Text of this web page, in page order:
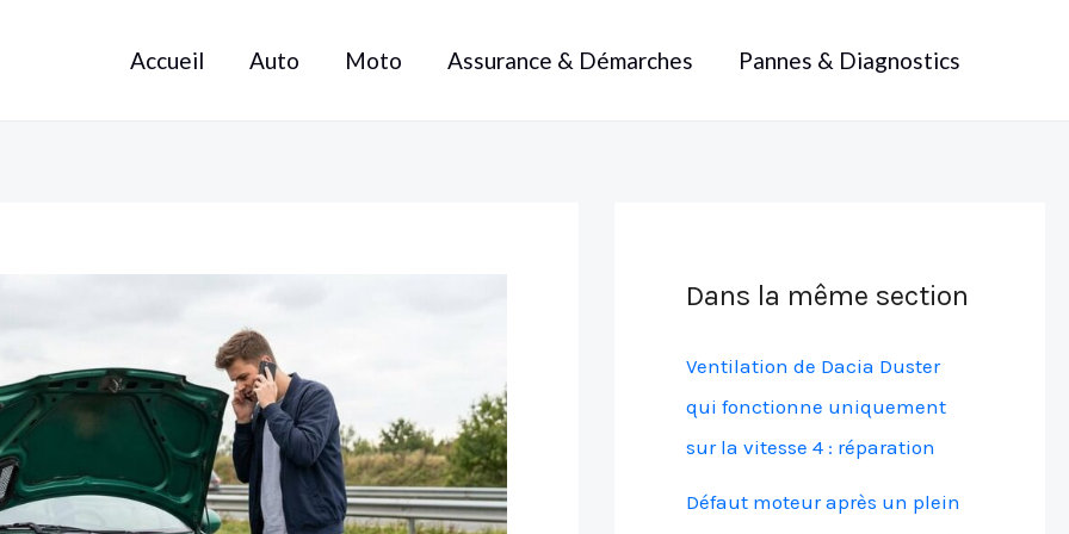
Accueil Auto Moto Assurance & Démarches Pannes & Diagnostics
Dans la même section
Ventilation de Dacia Duster
qui fonctionne uniquement
sur la vitesse 4 : réparation
Défaut moteur après un plein